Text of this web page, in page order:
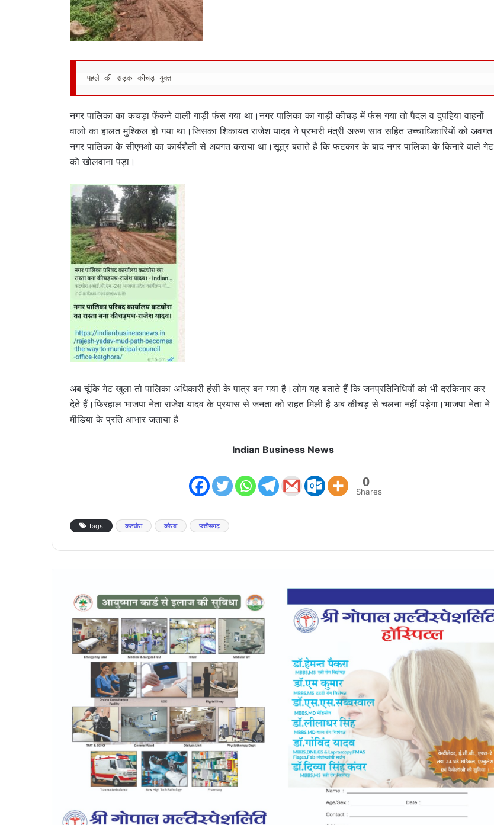
पहले की सड़क कीचड़ युक्त
नगर पालिका का कचड़ा फेंकने वाली गाड़ी फंस गया था।नगर पालिका का गाड़ी कीचड़ में फंस गया तो पैदल व दुपहिया वाहनों
वालो का हालत मुश्किल हो गया था।जिसका शिकायत राजेश यादव ने प्रभारी मंत्री अरुण साव सहित उच्चाधिकारियों को अवगत
नगर पालिका के सीएमओ का कार्यशैली से अवगत कराया था।सूत्र बताते है कि फटकार के बाद नगर पालिका के किनारे वाले गेट
को खोलवाना पड़ा।
अब चूंकि गेट खुला तो पालिका अधिकारी हंसी के पात्र बन गया है।लोग यह बताते हैं कि जनप्रतिनिधियों को भी दरकिनार कर
देते हैं।फिरहाल भाजपा नेता राजेश यादव के प्रयास से जनता को राहत मिली है अब कीचड़ से चलना नहीं पड़ेगा।भाजपा नेता ने
मीडिया के प्रति आभार जताया है
Indian Business News
0
Shares
Tags कटघोरा कोरबा छत्तीसगढ़